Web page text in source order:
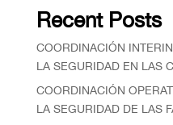
Recent Posts
COORDINACIÓN
LA SEGURIDAD EN LAS
COORDINACIÓN
LA SEGURIDAD DE LAS